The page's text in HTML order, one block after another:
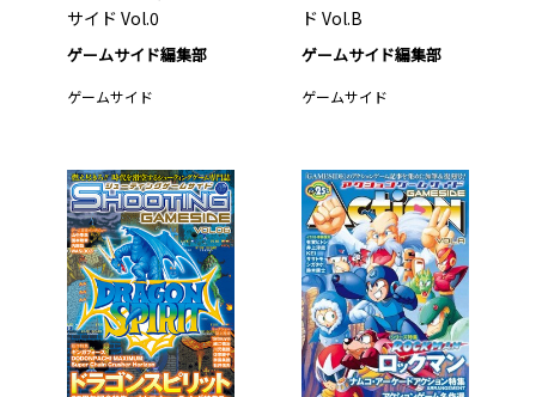
サイド Vol.0
ゲームサイド編集部
ゲームサイド
ド Vol.B
ゲームサイド編集部
ゲームサイド